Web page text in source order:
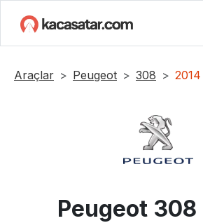
Araçlar Peugeot 308 2014
Peugeot 308